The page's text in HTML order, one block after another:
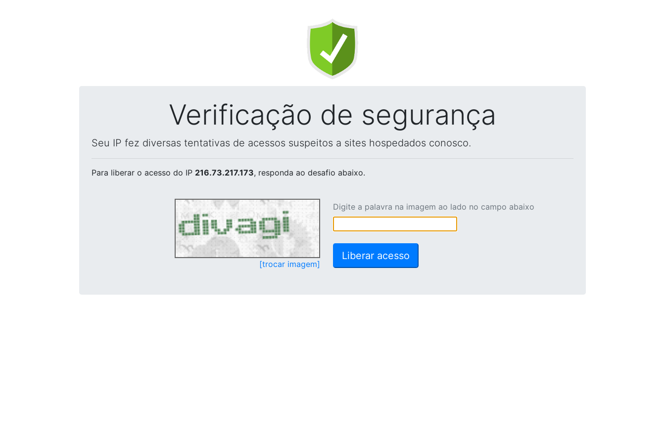
Verificação de segurança
Seu IP fez diversas tentativas de acessos suspeitos a sites hospedados conosco.
Para liberar o acesso do IP 216.73.217.173, responda ao desafio abaixo.
[trocar imagem]
Digite a palavra na imagem ao lado no campo abaixo